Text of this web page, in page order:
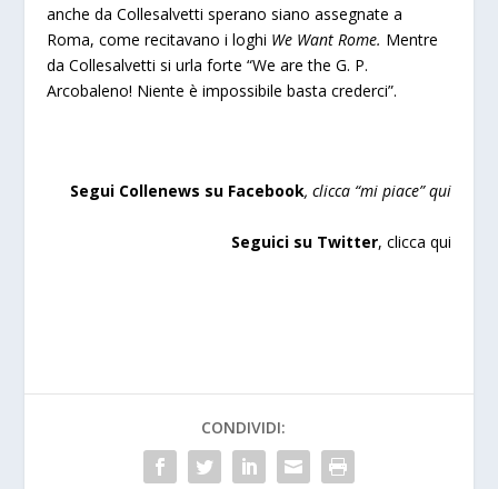
anche da Collesalvetti sperano siano assegnate a
Roma, come recitavano i loghi We Want Rome. Mentre
da Collesalvetti si urla forte “We are the G. P.
Arcobaleno! Niente è impossibile basta crederci”.
Segui Collenews su Facebook, clicca “mi piace”qui
Seguici su Twitter, clicca qui
CONDIVIDI: